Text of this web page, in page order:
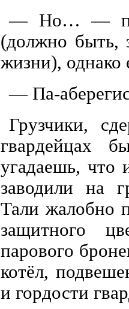
— Но… —
(должно быть,
жизни), однако
— Па-
Грузчики,
гвардейцах
угадаешь, что
заводили на
Тали жалобно
защитного
парового
котёл,
и гордости